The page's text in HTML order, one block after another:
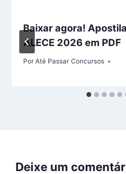
Baixar agora!
ALECE 2026 em PDF
PorAté Passar Concursos
Deixe um